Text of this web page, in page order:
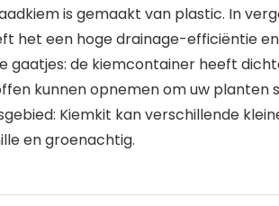
is gemaakt van plastic. In
het een hoge drainage-efficiëntie
gaatjes: de kiemcontainer heeft
kunnen opnemen om uw planten
Kiemkit kan verschillende
en groenachtig.